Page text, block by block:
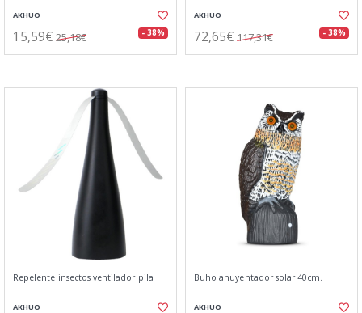
AKHUO
15,59€ 25,18€ - 38%
AKHUO
72,65€ 117,31€ - 38%
Repelente insectos ventilador pila
AKHUO
Buho ahuyentador solar 40cm.
AKHUO